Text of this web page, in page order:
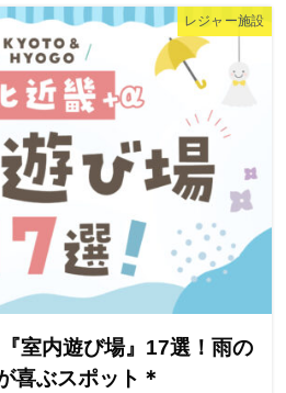
レジャー施設
室内遊び場』17選！雨の
喜ぶスポット＊